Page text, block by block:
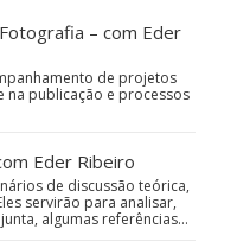
– com Eder
de projetos
na publicação e processos
Eder Ribeiro
de discussão teórica,
servirão para analisar,
algumas referências…